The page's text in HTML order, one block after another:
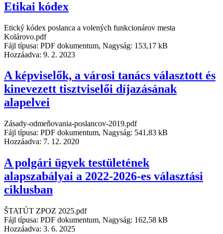
Etikai kódex
Etický kódex poslanca a volených funkcionárov mesta
Kolárovo.pdf
Fájl típusa: PDF dokumentum, Nagyság: 153,17 kB
Hozzáadva: 9. 2. 2023
A képviselők, a városi tanács választott és
kinevezett tisztviselői díjazásának
alapelvei
Zásady-odmeňovania-poslancov-2019.pdf
Fájl típusa: PDF dokumentum, Nagyság: 541,83 kB
Hozzáadva: 7. 12. 2020
A polgári ügyek testületének
alapszabályai a 2022-2026-es választási
ciklusban
ŠTATÚT ZPOZ 2025.pdf
Fájl típusa: PDF dokumentum, Nagyság: 162,58 kB
Hozzáadva: 3. 6. 2025